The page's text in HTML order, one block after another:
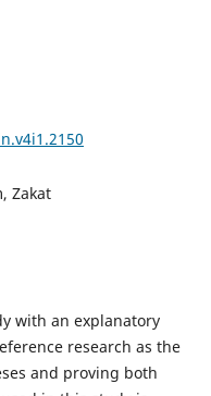
Zakat
with an explanatory
research as the
and proving both